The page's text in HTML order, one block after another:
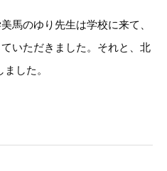
馬のゆり先生は学校に来て、
いただきました。それと、北
した。